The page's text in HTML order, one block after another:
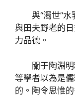
與“濁世”
與田夫野老的
力品德。
關于陶淵
等學者以為是
的。陶令思惟